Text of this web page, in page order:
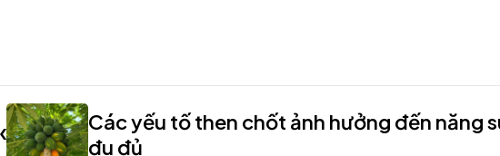
Các yếu tố then chốt ảnh hưởng đến năng
đu đủ